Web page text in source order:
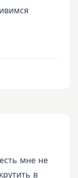
мне не
в